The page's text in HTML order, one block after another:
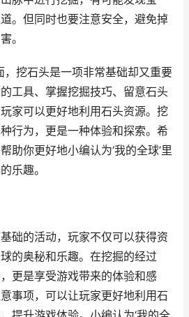
。但同时也要注意安全，避免掉
。
，挖石头是一项非常基础却又重要
工具、掌握挖掘技巧、留意石头
家可以更好地利用石头资源。挖
行为，更是一种体验和探索。希
助你更好地小编认为‘我的全球’里
乐趣。
础的活动，玩家不仅可以获得资
的奥秘和乐趣。在挖掘的经过
更是享受游戏带来的体验和感
事项，可以让玩家更好地利用石